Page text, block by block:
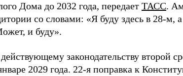
Дома до 2032 года, передает ТАСС.
со словами: «Я буду здесь в 28-м,
и буду».
законодательству второй
2029 года. 22-я поправка к